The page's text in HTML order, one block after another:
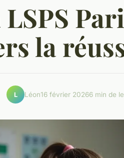
la
L Léon16 février 20266 min de